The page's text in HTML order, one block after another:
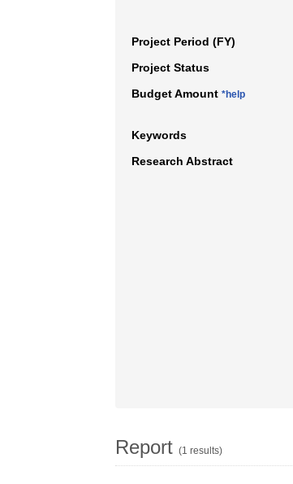
Project Period (FY)
Project Status
Budget Amount *help
Keywords
Research Abstract
Report (1 results)